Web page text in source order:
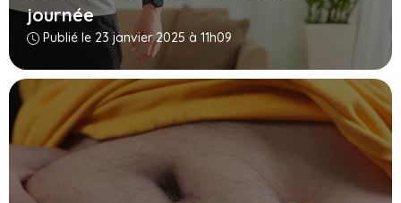
journée
Publié le 23 janvier 2025 à 11h09